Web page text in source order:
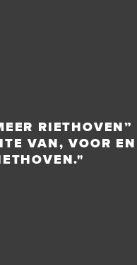
RIETHOVEN”
VAN, VOOR